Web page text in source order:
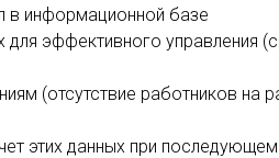
в информационной базе
эффективного управления
(отсутствие работников на
этих данных при